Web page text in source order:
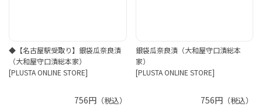
◆【名古屋駅受取り】銀袋瓜奈良漬
（大和屋守口漬総本家）
[PLUSTA ONLINE STORE]
756円（税込）
銀袋瓜奈良漬（大和屋守口漬総本
家）
[PLUSTA ONLINE STORE]
756円 （税込）